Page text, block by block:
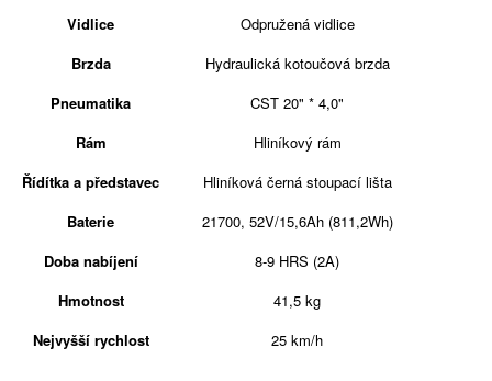
Vidlice
Odpružená vidlice
Brzda
Hydraulická kotoučová brzda
Pneumatika
CST 20" * 4,0"
Rám
Hliníkový rám
Řídítka a představec
Hliníková černá stoupací lišta
Baterie
21700, 52V/15,6Ah (811,2Wh)
Doba nabíjení
8-9 HRS (2A)
Hmotnost
41,5 kg
Nejvyšší rychlost
25 km/h